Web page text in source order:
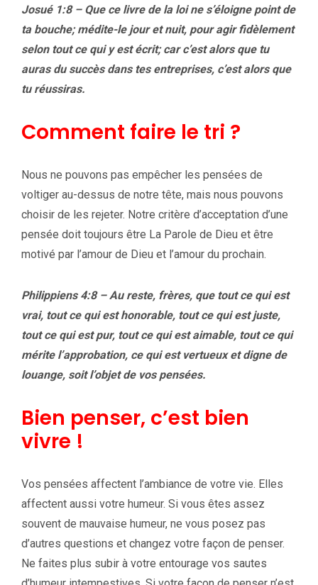
Josué 1:8 – Que ce livre de la loi ne s’éloigne point de
ta bouche; médite-le jour et nuit, pour agir fidèlement
selon tout ce qui y est écrit; car c’est alors que tu
auras du succès dans tes entreprises, c’est alors que
tu réussiras.
Comment faire le tri ?
Nous ne pouvons pas empêcher les pensées de
voltiger au-dessus de notre tête, mais nous pouvons
choisir de les rejeter. Notre critère d’acceptation d’une
pensée doit toujours être La Parole de Dieu et être
motivé par l’amour de Dieu et l’amour du prochain.
Philippiens 4:8 – Au reste, frères, que tout ce qui est
vrai, tout ce qui est honorable, tout ce qui est juste,
tout ce qui est pur, tout ce qui est aimable, tout ce qui
mérite l’approbation, ce qui est vertueux et digne de
louange, soit l’objet de vos pensées.
Bien penser, c’est bien
vivre !
Vos pensées affectent l’ambiance de votre vie. Elles
affectent aussi votre humeur. Si vous êtes assez
souvent de mauvaise humeur, ne vous posez pas
d’autres questions et changez votre façon de penser.
Ne faites plus subir à votre entourage vos sautes